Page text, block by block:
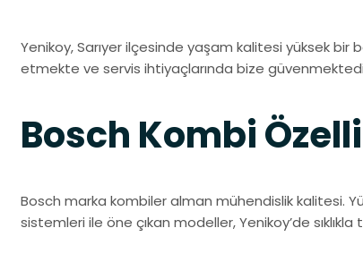
Yenikoy, Sarıyer ilçesinde yaşam kalitesi yüksek
etmekte ve servis ihtiyaçlarında bize
Bosch Kombi
Bosch marka kombiler alman mühendislik kalitesi.
sistemleri ile öne çıkan modeller, Yenikoy’de